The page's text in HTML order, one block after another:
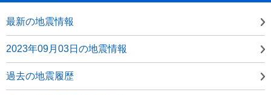
最新の地震情報
2023年09月03日の地震情報
過去の地震履歴